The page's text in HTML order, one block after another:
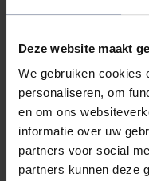
Deze website maakt
We gebruiken cookies
personaliseren, om
en om ons
informatie over uw
partners voor social
partners kunnen deze